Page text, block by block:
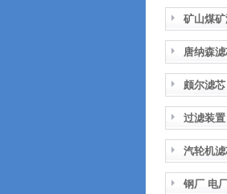
矿山煤矿
唐纳森滤
颇尔滤芯
过滤装置
汽轮机滤
钢厂 电